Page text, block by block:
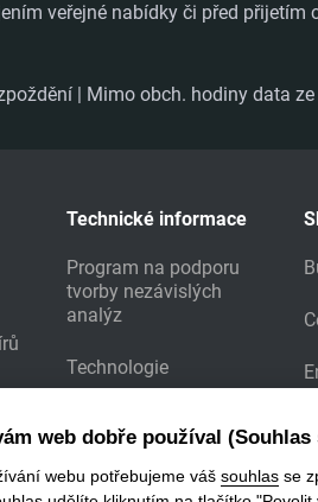
veřejné nabídky či před
| Mimo obch. hodiny data
Technické informace
Program na podporu
tvorby nezávislých
analýz
Technologie
Stažení výsledků
web dobře používal (Souhlas
webu potřebujeme váš souhlasse